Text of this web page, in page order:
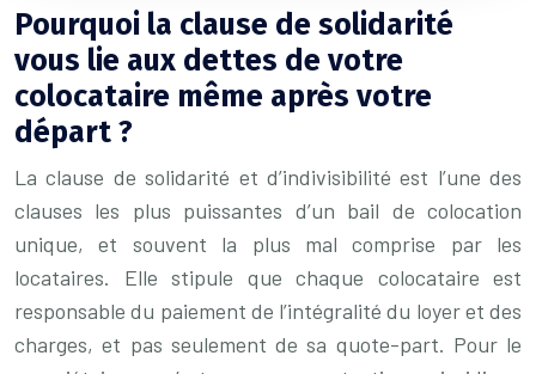
Pourquoi la clause de solidarité
vous lie aux dettes de votre
colocataire même après votre
départ ?
La clause de solidarité et d’indivisibilité est l’une des
clauses les plus puissantes d’un bail de colocation
unique, et souvent la plus mal comprise par les
locataires. Elle stipule que chaque colocataire est
responsable du paiement de l’intégralité du loyer et des
charges, et pas seulement de sa quote-part. Pour le